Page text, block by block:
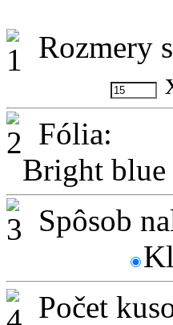
Rozmery
Fólia:
Bright blue
Spôsob
Počet